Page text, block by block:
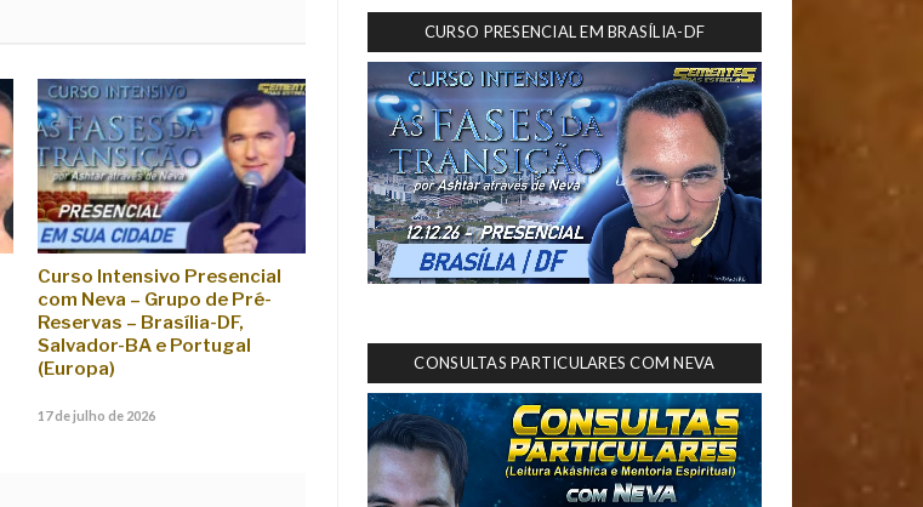
Curso Intensivo Presencial
com Neva – Grupo de Pré-
Reservas – Brasília-DF,
Salvador-BA e Portugal
(Europa)
17 de julho de 2026
CURSO PRESENCIAL EM BRASÍLIA-DF
CONSULTAS PARTICULARES COM NEVA